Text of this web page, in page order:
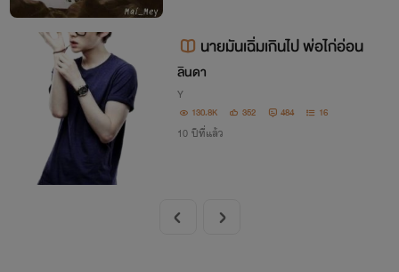
นายมันเฉิ่มเกินไป พ่อไก่อ่อน
ลินดา
Y
130.8K 352 484 16
10 ปีที่แล้ว